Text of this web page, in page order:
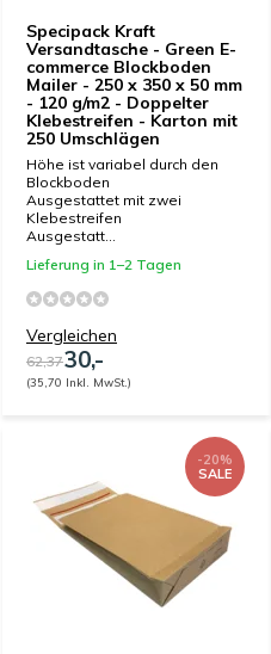
Specipack Kraft
Versandtasche - Green E-
commerce Blockboden
Mailer - 250 x 350 x 50 mm
- 120 g/m2 - Doppelter
Klebestreifen - Karton mit
250 Umschlägen
Höhe ist variabel durch den
Blockboden
Ausgestattet mit zwei
Klebestreifen
Ausgestatt...
Lieferung in 1–2 Tagen
Vergleichen
62,3730,-
(35,70 Inkl. MwSt.)
-20%
SALE